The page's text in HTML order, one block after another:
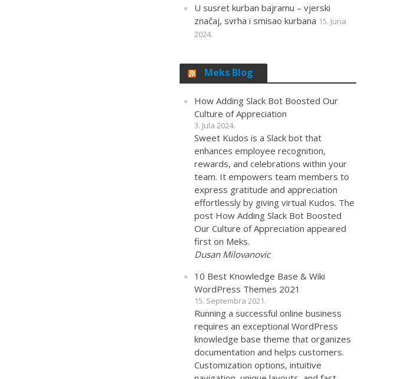
U susret kurban bajramu – vjerski
značaj, svrha i smisao kurbana 15. Juna
2024.
Meks Blog
How Adding Slack Bot Boosted Our
Culture of Appreciation
3. Jula 2024.
Sweet Kudos is a Slack bot that
enhances employee recognition,
rewards, and celebrations within your
team. It empowers team members to
express gratitude and appreciation
effortlessly by giving virtual Kudos. The
post How Adding Slack Bot Boosted
Our Culture of Appreciation appeared
first on Meks.
Dusan Milovanovic
10 Best Knowledge Base & Wiki
WordPress Themes 2021
15. Septembra 2021.
Running a successful online business
requires an exceptional WordPress
knowledge base theme that organizes
documentation and helps customers.
Customization options, intuitive